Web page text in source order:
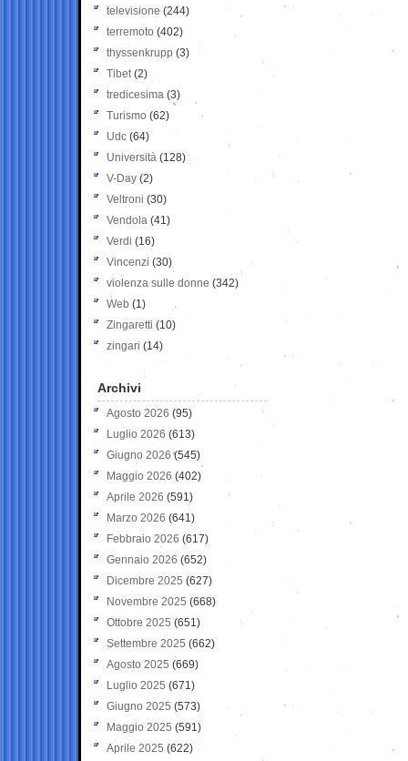
televisione(244)
terremoto (402)
thyssenkrupp (3)
Tibet(2)
tredicesima (3)
Turismo (62)
Udc (64)
Università (128)
V-Day (2)
Veltroni (30)
Vendola (41)
Verdi (16)
Vincenzi (30)
violenza sulle donne (342)
Web (1)
Zingaretti (10)
zingari (14)
Archivi
Agosto 2026 (95)
Luglio 2026 (613)
Giugno 2026 (545)
Maggio 2026 (402)
Aprile 2026 (591)
Marzo 2026 (641)
Febbraio 2026 (617)
Gennaio 2026 (652)
Dicembre 2025 (627)
Novembre 2025 (668)
Ottobre 2025 (651)
Settembre 2025 (662)
Agosto 2025 (669)
Luglio 2025 (671)
Giugno 2025 (573)
Maggio 2025 (591)
Aprile 2025 (622)